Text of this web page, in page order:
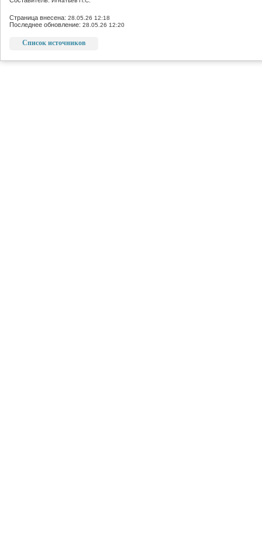
Страница внесена: 28.05.26 12:18
Последнее обновление: 28.05.26 12:20
Список источников